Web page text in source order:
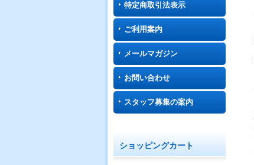
特定商取引法表示
ご利用案内
メールマガジン
お問い合わせ
スタッフ募集の案内
ショッピングカート